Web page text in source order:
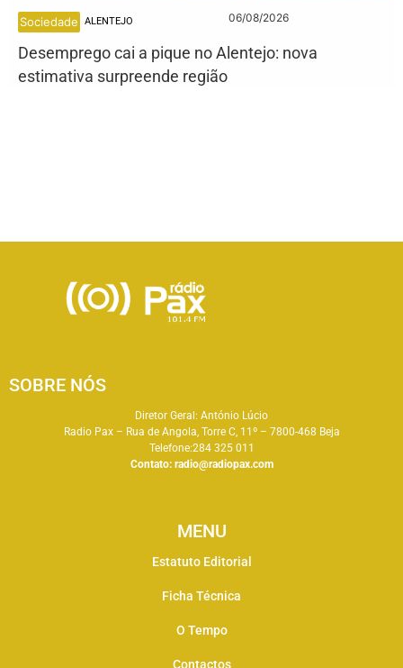
Sociedade ALENTEJO 06/08/2026
Desemprego cai a pique no Alentejo: nova
estimativa surpreende região
SOBRE NÓS
Diretor Geral: António Lúcio
Radio Pax – Rua de Angola, Torre C, 11º – 7800-468 Beja
Telefone:284 325 011
Contato: radio@radiopax.com
MENU
Estatuto Editorial
Ficha Técnica
O Tempo
Contactos